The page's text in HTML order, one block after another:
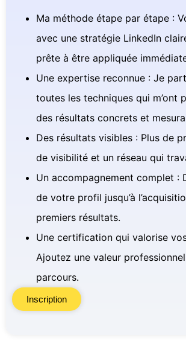
Ma méthode étape par étape :
avec une stratégie LinkedIn
prête à être appliquée
Une expertise reconnue : Je
toutes les techniques qui m’ont
des résultats concrets et
Des résultats visibles : Plus de
de visibilité et un réseau qui
Un accompagnement complet :
de votre profil jusqu’à
premiers résultats.
Une certification qui valorise
Ajoutez une valeur
parcours.
Inscription